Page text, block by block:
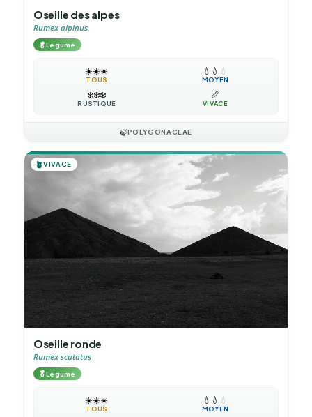
Oseille des alpes
Rumex alpinus
🥬Légume
☀️☀️☀️
TOUS
💧 💧 💧
MOYEN
❄️❄️❄️
RUSTIQUE
📏
VIVACE
🍃POLYGONACEAE
🪴VIVACE
Oseille ronde
Rumex scutatus
🥬Légume
☀️☀️☀️
TOUS
💧 💧 💧
MOYEN